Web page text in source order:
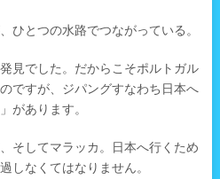
ひとつの水路でつながっている。
見でした。だからこそポルトガル
ですが、ジパングすなわち日本へ
があります。
そしてマラッカ。日本へ行くため
しなくてはなりません。